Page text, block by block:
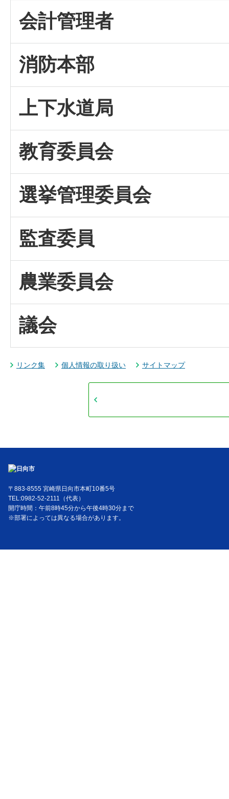
会計管理者
消防本部
上下水道局
教育委員会
選挙管理委員会
監査委員
農業委員会
議会
リンク集 個人情報の取り扱い サイトマップ
〒883-8555 宮崎県日向市本町10番5号
TEL:0982-52-2111（代表）
開庁時間：午前8時45分から午後4時30分まで
※部署によっては異なる場合があります。